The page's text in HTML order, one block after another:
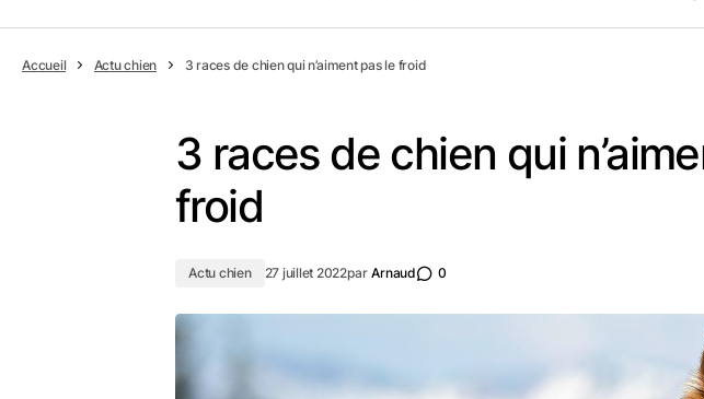
Accueil Actu chien 3 races de chien qui n’aiment pas le froid
3 races de chien qui
froid
Actu chien 27 juillet 2022par Arnaud 0